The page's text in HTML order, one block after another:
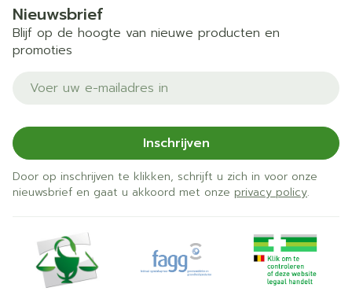
Nieuwsbrief
Blijf op de hoogte van nieuwe producten en
promoties
E-mail adres
Inschrijven
Door op inschrijven te klikken, schrijft u zich in voor onze
nieuwsbrief en gaat u akkoord met onze privacy policy.